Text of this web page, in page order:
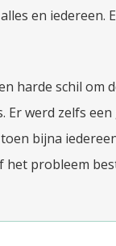
en iedereen.
harde schil om
Er werd zelfs
bijna
het probleem